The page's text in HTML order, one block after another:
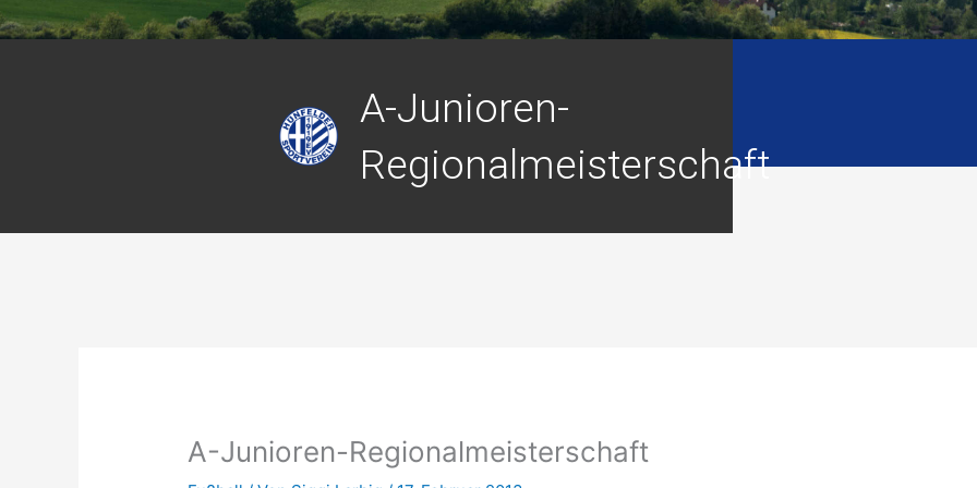
A-Junioren-
Regionalmeisterschaft
A-Junioren-Regionalmeisterschaft